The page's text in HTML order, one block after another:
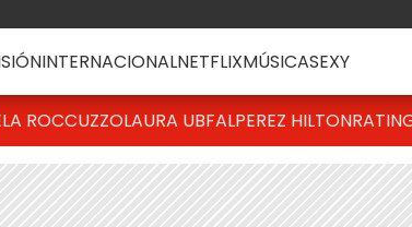
INTERNACIONALNETFLIXMÚSICASEXY
ROCCUZZOLAURA UBFALPEREZ HILTON